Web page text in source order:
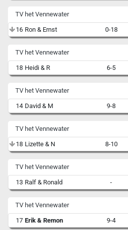
TV het Vennewater
16 Ron & Ernst 0-18
TV het Vennewater
18 Heidi & R 6-5
TV het Vennewater
14 David & M 9-8
TV het Vennewater
18 Lizette & N 8-10
TV het Vennewater
13 Ralf & Ronald -
TV het Vennewater
17 Erik & Remon 9-4